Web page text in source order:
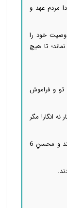
مردم عهد و
وصیت خود را
تا هیچ
تو و فراموش
انگار! مگر
دست علی را بستند، پهاوی زهرا را شکستند و محسنِ 6